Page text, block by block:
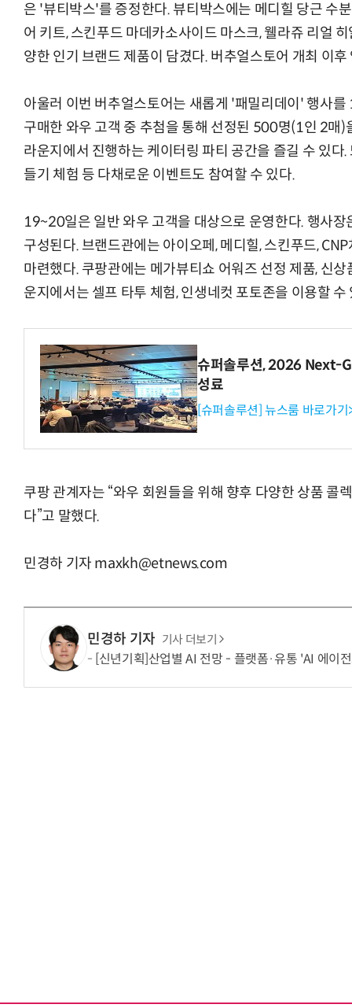
은 '뷰티박스'를 증정한다. 뷰티박스에는 메디힐 당근 수
어 키트, 스킨푸드 마데카소사이드 마스크, 웰라쥬 리얼
양한 인기 브랜드 제품이 담겼다. 버추얼스토어 개최 이
아울러 이번 버추얼스토어는 새롭게 '패밀리데이' 행사
구매한 와우 고객 중 추첨을 통해 선정된 500명(1인 2매)
라운지에서 진행하는 케이터링 파티 공간을 즐길 수 있다
들기 체험 등 다채로운 이벤트도 참여할 수 있다.
19~20일은 일반 와우 고객을 대상으로 운영한다. 행사장
구성된다. 브랜드관에는 아이오페, 메디힐, 스킨푸드,
마련했다. 쿠팡관에는 메가뷰티쇼 어워즈 선정 제품, 신
운지에서는 셀프 타투 체험, 인생네컷 포토존을 이용할 수
슈퍼솔루션, 2026 Next-
성료
[슈퍼솔루션] 뉴스룸 바로가기
쿠팡 관계자는 “와우 회원들을 위해 향후 다양한 상품 콜
다”고 말했다.
민경하 기자 maxkh@etnews.com
민경하 기자 기사 더보기
[신년기획]산업별 AI 전망 - 플랫폼·유통 'AI 에이